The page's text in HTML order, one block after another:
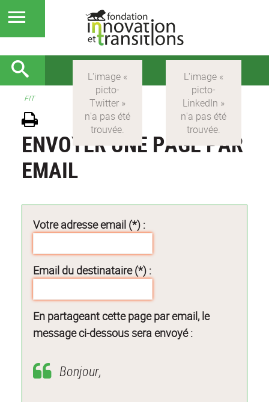
FIT
ENVOYER UNE PAGE PAR
EMAIL
Votre adresse email (*) :
Email du destinataire (*) :
En partageant cette page par email, le
message ci-dessous sera envoyé :
Bonjour,